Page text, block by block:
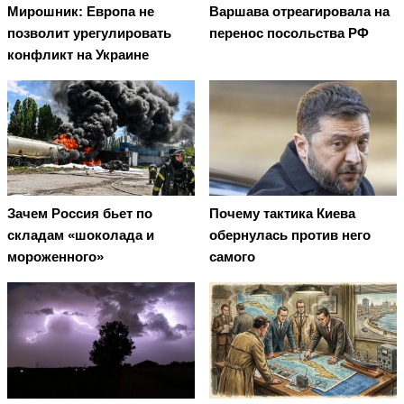
Мирошник: Европа не
позволит урегулировать
конфликт на Украине
Варшава отреагировала на
перенос посольства РФ
Зачем Россия бьет по
складам «шоколада и
мороженного»
Почему тактика Киева
обернулась против него
самого